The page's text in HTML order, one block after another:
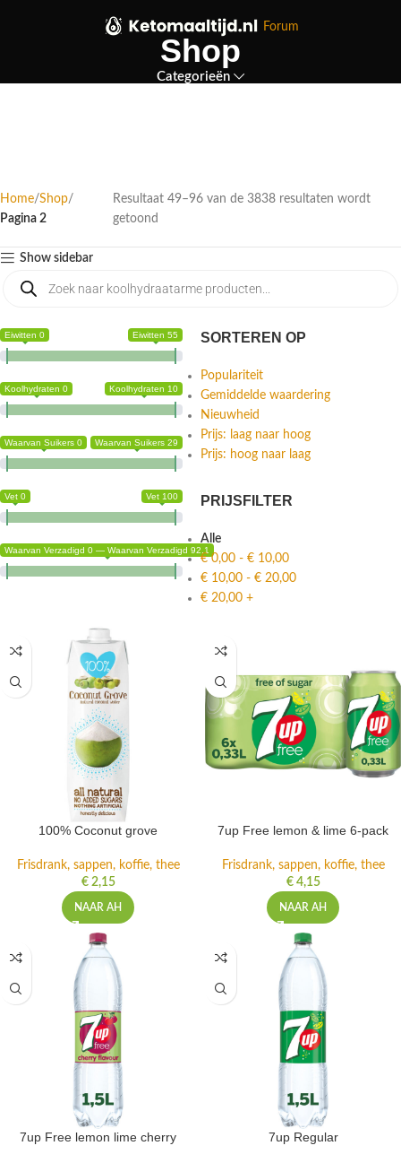
Forum
Shop
Categorieën
Home Shop
Pagina 2
Resultaat 49–96 van de 3838 resultaten wordt
getoond
Show sidebar
Eiwitten 0 Eiwitten 55
Koolhydraten 0 Koolhydraten 10
Waarvan Suikers 0 Waarvan Suikers 29
Vet 0 Vet 100
Waarvan Verzadigd 0 — Waarvan Verzadigd 92.1
SORTEREN OP
Populariteit
Gemiddelde waardering
Nieuwheid
Prijs: laag naar hoog
Prijs: hoog naar laag
PRIJSFILTER
Alle
€0,00 - € 10,00
€ 10,00 - € 20,00
€ 20,00 +
100% Coconut grove
Frisdrank, sappen, koffie, thee
€2,15
NAAR AH
7up Free lemon & lime 6-pack
Frisdrank, sappen, koffie, thee
€4,15
NAAR AH
7up Free lemon lime cherry 7up Regular